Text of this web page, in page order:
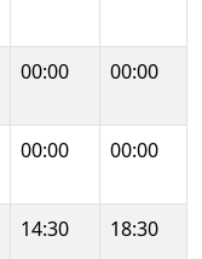
00:00 00:00
00:00 00:00
14:30 18:30